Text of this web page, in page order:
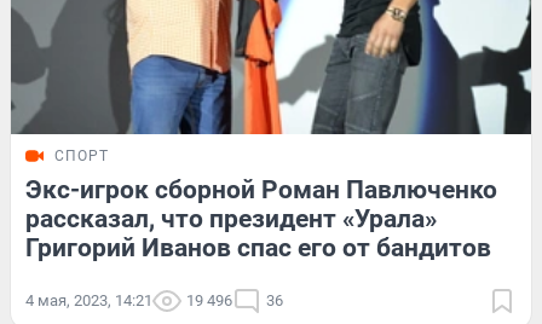
СПОРТ
Экс-игрок сборной Роман Павлюченко
рассказал, что президент «Урала»
Григорий Иванов спас его от бандитов
4 мая, 2023, 14:21 19 496 36